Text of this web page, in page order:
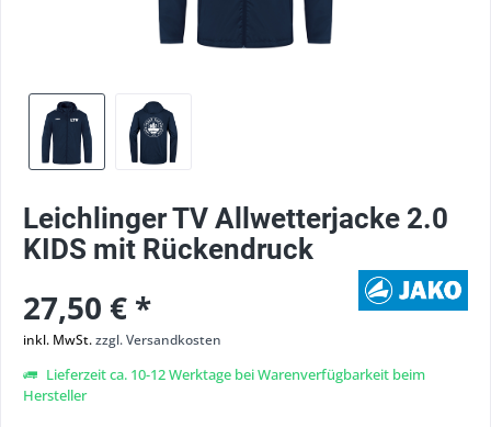
Leichlinger TV Allwetterjacke 2.0
KIDS mit Rückendruck
27,50 € *
inkl. MwSt.zzgl. Versandkosten
Lieferzeit ca. 10-12 Werktage bei Warenverfügbarkeit beim
Hersteller